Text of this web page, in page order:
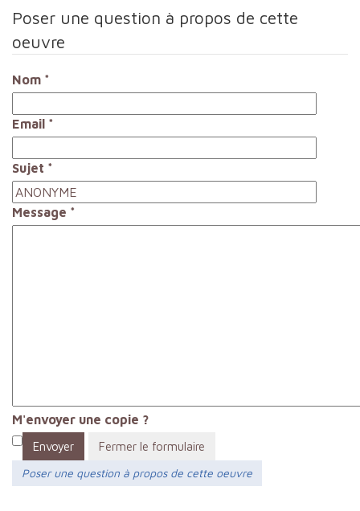
Poser une question à propos de cette
oeuvre
Nom *
Email *
Sujet *
Message *
M'envoyer une copie ?
Envoyer
Fermer le formulaire
Poser une question à propos de cette oeuvre